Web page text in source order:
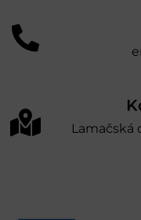
Lamačská